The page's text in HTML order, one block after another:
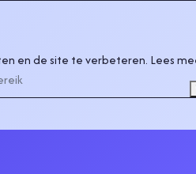
en de site te verbeteren. Lees